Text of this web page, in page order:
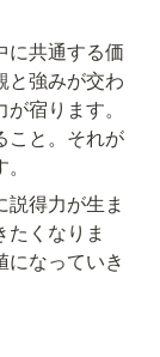
に共通する価
と強みが交わ
宿ります。
こと。それが
得力が生ま
くなりま
なっていき